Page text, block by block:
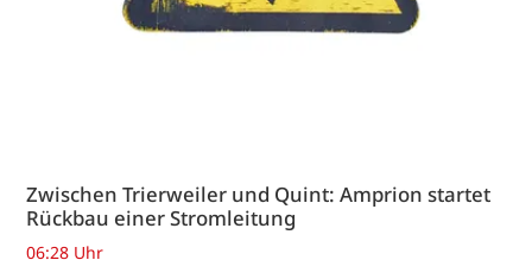
Zwischen Trierweiler und Quint: Amprion startet
Rückbau einer Stromleitung
06:28 Uhr